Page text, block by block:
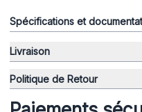
Spécifications et
Livraison
Politique de Retour